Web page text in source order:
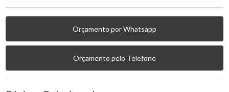
Orçamento por Whatsapp
Orçamento pelo Telefone